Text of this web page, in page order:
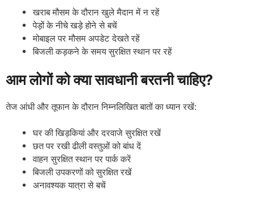
खराब मौसम के दौरान खुले मैदान में न रहें
पेड़ों के नीचे खड़े होने से बचें
मोबाइल पर मौसम अपडेट देखते रहें
बिजली कड़कने के समय सुरक्षित स्थान पर रहें
आम लोगों को क्या सावधानी बरतनी चाहिए?
तेज आंधी और तूफान के दौरान निम्नलिखित बातों का ध्यान रखें:
घर की खिड़कियां और दरवाजे सुरक्षित रखें
छत पर रखी ढीली वस्तुओं को बांध दें
वाहन सुरक्षित स्थान पर पार्क करें
बिजली उपकरणों को सुरक्षित रखें
अनावश्यक यात्रा से बचें